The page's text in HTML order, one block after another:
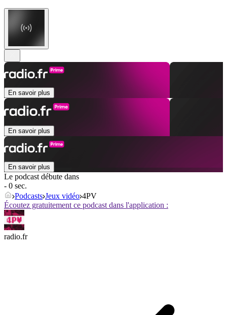
En savoir plus
En savoir plus
En savoir plus
Le podcast débute dans
- 0 sec.
Podcasts Jeux vidéo 4PV
Écoutez gratuitement ce podcast dans l'application :
radio.fr